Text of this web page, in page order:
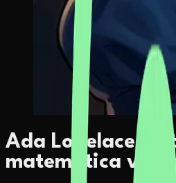
Ada Lovelace:
matemática